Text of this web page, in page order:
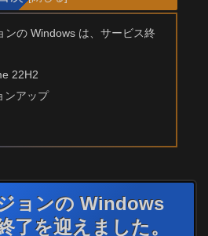
ンの Windows は、サービス終
22H2
ンアップ
ョンの Windows
了を迎えました。